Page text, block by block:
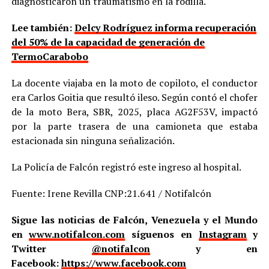
Lee también:Delcy Rodríguez informa recuperación
del 50% de la capacidad de generación de
TermoCarabobo
La docente viajaba en la moto de copiloto, el conductor
era Carlos Goitia que resultó ileso. Según contó el chofer
de la moto Bera, SBR, 2025, placa AG2F53V, impactó
por la parte trasera de una camioneta que estaba
estacionada sin ninguna señalización.
La Policía de Falcón registró este ingreso al hospital.
Fuente: Irene Revilla CNP:21.641 / Notifalcón
Sigue las noticias de Falcón, Venezuela y el Mundo
enwww.notifalcon.com síguenos en Instagramy
Twitter @notifalcony en
Facebook:https://www.facebook.com